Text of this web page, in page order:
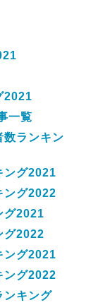
2021
一覧
数ランキン
ング2021
ング2022
グ2021
グ2022
ング2021
ング2022
ンキング